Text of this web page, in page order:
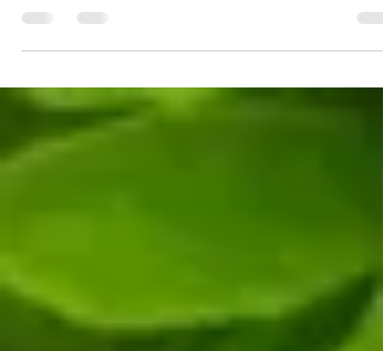
de intervenção manuais e/ou com uso de
instrumentos para...